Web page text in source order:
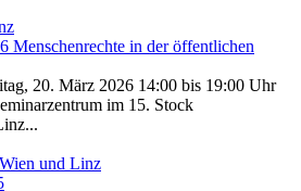
20. März 2026 14:00 bis 19:00 Uhr
im 15. Stock
und Linz